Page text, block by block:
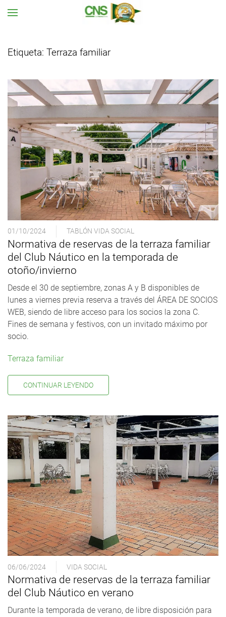
Etiqueta: Terraza familiar
01/10/2024 TABLÓN VIDA SOCIAL
Normativa de reservas de la terraza familiar
del Club Náutico en la temporada de
otoño/invierno
Desde el 30 de septiembre, zonas A y B disponibles de
lunes a viernes previa reserva a través del ÁREA DE SOCIOS
WEB, siendo de libre acceso para los socios la zona C.
Fines de semana y festivos, con un invitado máximo por
socio.
Terraza familiar
CONTINUAR LEYENDO
06/06/2024 VIDA SOCIAL
Normativa de reservas de la terraza familiar
del Club Náutico en verano
Durante la temporada de verano, de libre disposición para